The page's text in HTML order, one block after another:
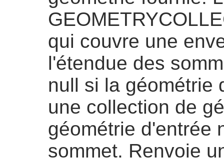
qui couvre une
l'étendue des
null si la géométrie
une collection de
géométrie d'entrée
sommet. Renvoie